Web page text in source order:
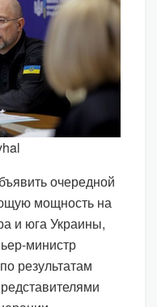
очередной
мощность на
и юга Украины,
министр
результатам